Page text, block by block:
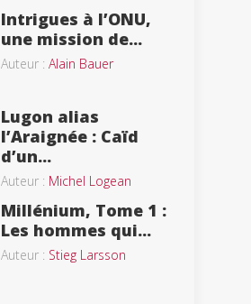
Intrigues à l’ONU,
une mission de...
Auteur : Alain Bauer
Lugon alias
l’Araignée : Caïd
d’un...
Auteur : Michel Logean
Millénium, Tome 1 :
Les hommes qui...
Auteur : Stieg Larsson